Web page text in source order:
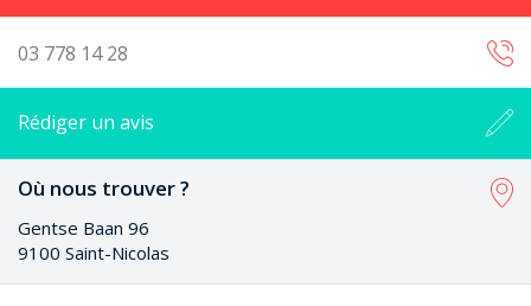
03 778 14 28
Rédiger un avis
Où nous trouver ?
Gentse Baan 96
9100 Saint-Nicolas